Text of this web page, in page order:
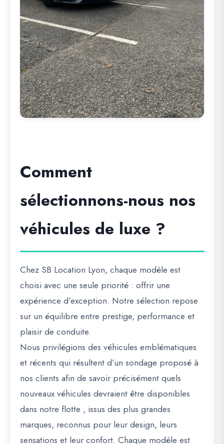
Comment
sélectionnons-nous nos
véhicules de luxe ?
Chez SB Location Lyon, chaque modèle est
choisi avec une seule priorité : offrir une
expérience d’exception. Notre sélection repose
sur un équilibre entre prestige, performance et
plaisir de conduite.
Nous privilégions des véhicules emblématiques
et récents qui résultent d’un sondage proposé à
nos clients afin de savoir précisément quels
nouveaux véhicules devraient être disponibles
dans notre flotte , issus des plus grandes
marques, reconnus pour leur design, leurs
sensations et leur confort. Chaque modèle est